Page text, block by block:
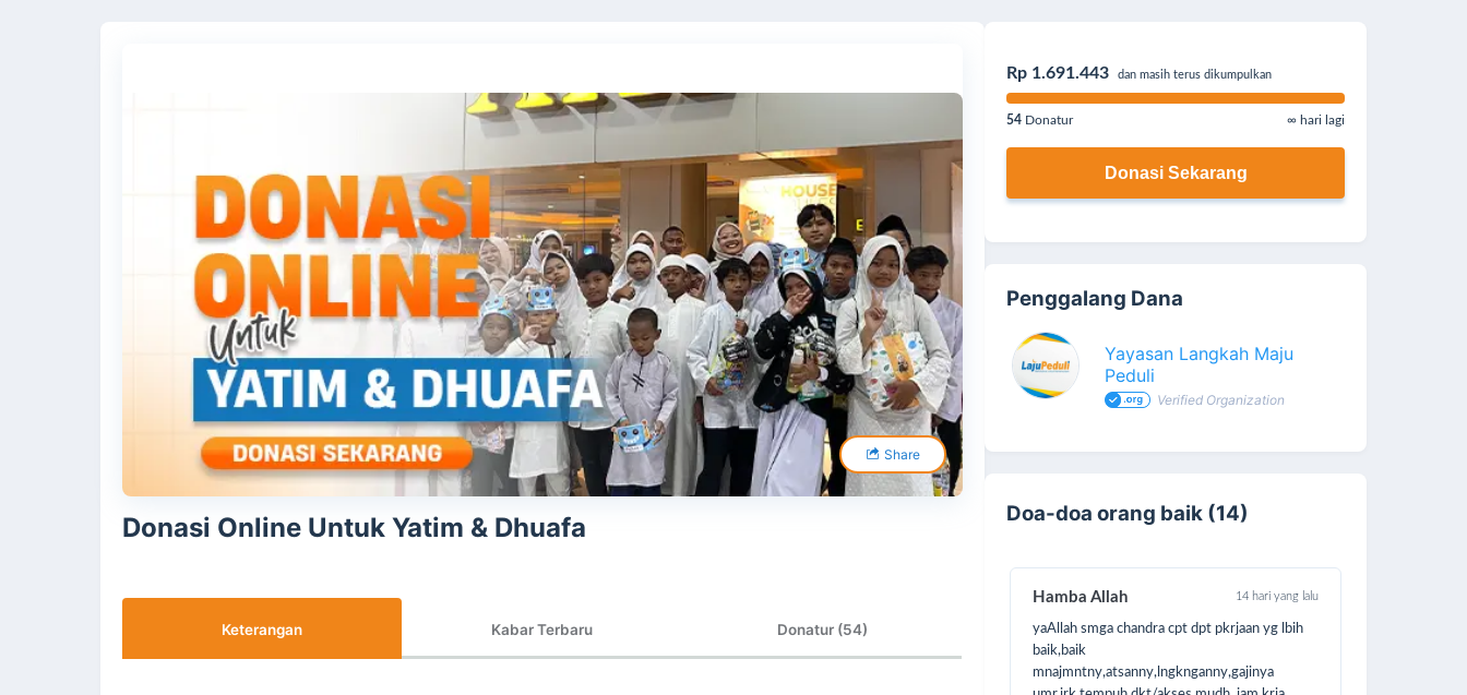
Share
Donasi Online Untuk Yatim & Dhuafa
Keterangan Kabar Terbaru Donatur (54)
Rp 1.691.443 dan masih terus dikumpulkan
54 Donatur ∞ hari lagi
Donasi Sekarang
Penggalang Dana
Yayasan Langkah Maju
Peduli
Verified Organization
Doa-doa orang baik (14)
Hamba Allah 14 hari yang lalu
yaAllah smga chandra cpt dpt pkrjaan yg lbih
baik,baik
mnajmntny,atsanny,lngknganny,gajinya